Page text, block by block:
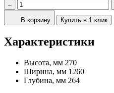
–
В корзину Купить в 1 клик
Характеристики
Высота, мм 270
Ширина, мм 1260
Глубина, мм 264